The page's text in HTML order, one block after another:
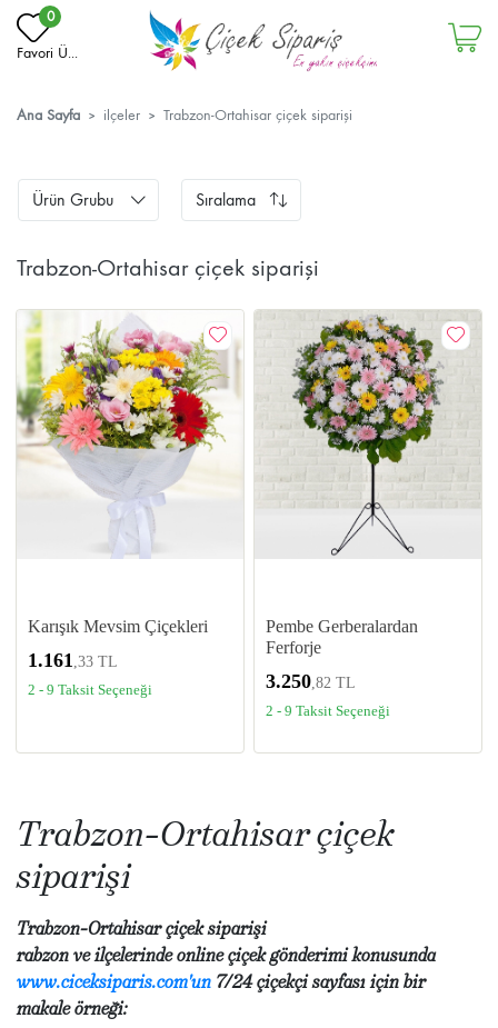
0
Favori Ü...
Ana Sayfa ilçeler Trabzon-Ortahisar çiçek siparişi
Ürün Grubu Sıralama
Trabzon-Ortahisar çiçek siparişi
Karışık Mevsim Çiçekleri
1.161 ,33 TL
2 - 9 Taksit Seçeneği
Pembe Gerberalardan
Ferforje
3.250 ,82 TL
2 - 9 Taksit Seçeneği
Trabzon-Ortahisar çiçek
siparişi
Trabzon-Ortahisar çiçek siparişi
rabzon ve ilçelerinde online çiçek gönderimi konusunda
www.ciceksiparis.com'un 7/24 çiçekçi sayfası için bir
makale örneği: